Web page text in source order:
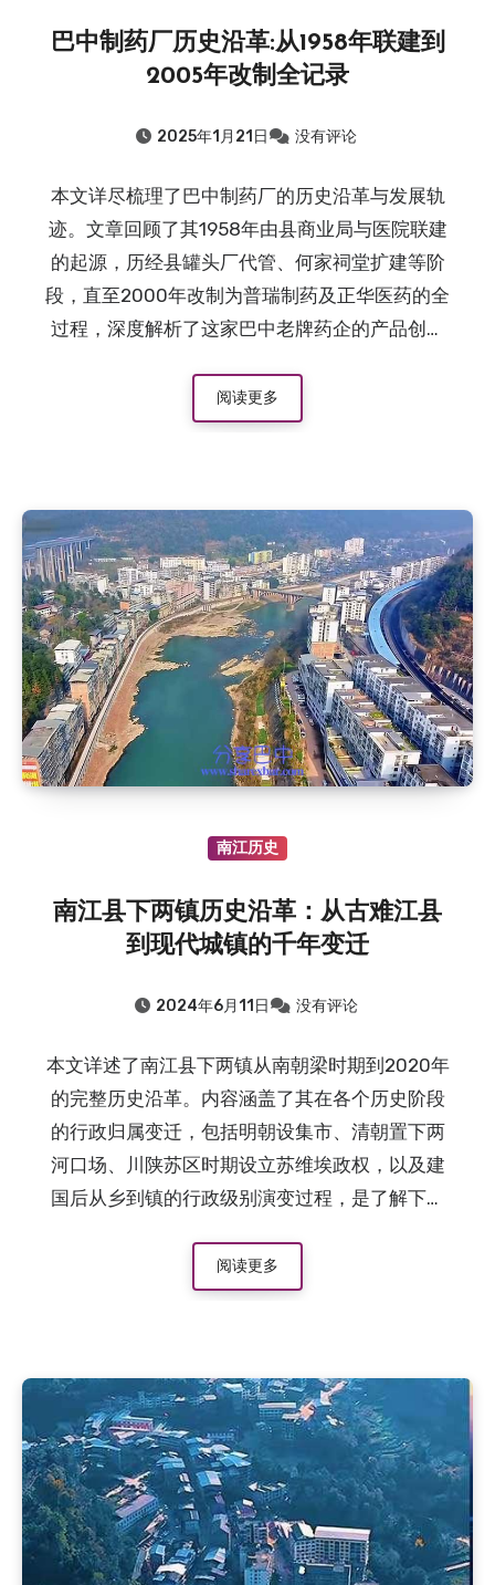
巴中制药厂历史沿革:从1958年联建到
2005年改制全记录
2025年1月21日 没有评论
本文详尽梳理了巴中制药厂的历史沿革与发展轨
迹。文章回顾了其1958年由县商业局与医院联建
的起源，历经县罐头厂代管、何家祠堂扩建等阶
段，直至2000年改制为普瑞制药及正华医药的全
过程，深度解析了这家巴中老牌药企的产品创新
阅读更多
南江历史
南江县下两镇历史沿革：从古难江县
到现代城镇的千年变迁
2024年6月11日 没有评论
本文详述了南江县下两镇从南朝梁时期到2020年
的完整历史沿革。内容涵盖了其在各个历史阶段
的行政归属变迁，包括明朝设集市、清朝置下两
河口场、川陕苏区时期设立苏维埃政权，以及建
国后从乡到镇的行政级别演变过程，是了解下两
阅读更多